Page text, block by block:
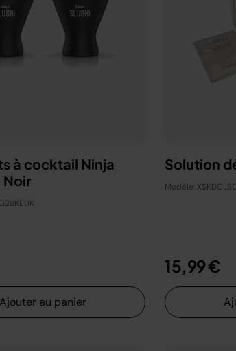
à cocktail Ninja
Noir
Ajouter au panier
Solution
Modèle:
15,99 €